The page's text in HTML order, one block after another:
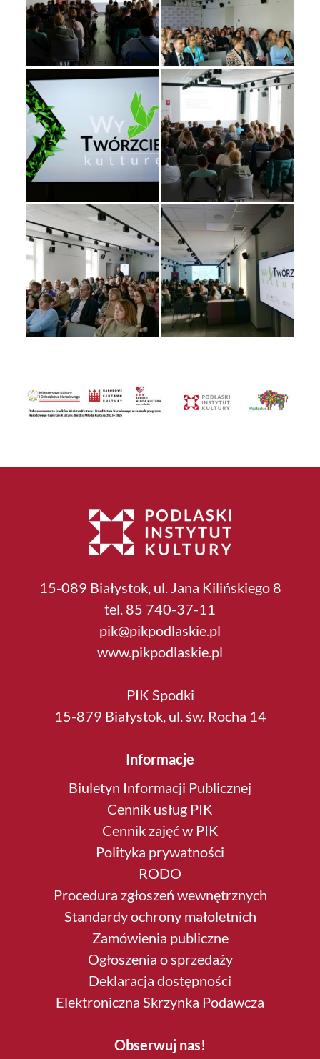
15-089 Białystok, ul. Jana Kilińskiego 8
tel. 85 740-37-11
pik@pikpodlaskie.pl
www.pikpodlaskie.pl
PIK Spodki
15-879 Białystok, ul. św. Rocha 14
Informacje
Biuletyn Informacji Publicznej
Cennik usług PIK
Cennik zajęć w PIK
Polityka prywatności
RODO
Procedura zgłoszeń wewnętrznych
Standardy ochrony małoletnich
Zamówienia publiczne
Ogłoszenia o sprzedaży
Deklaracja dostępności
Elektroniczna Skrzynka Podawcza
Obserwuj nas!